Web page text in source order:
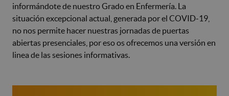
informándote de nuestro Grado en Enfermería. La
situación excepcional actual, generada por el COVID-19,
no nos permite hacer nuestras jornadas de puertas
abiertas presenciales, por eso os ofrecemos una versión en
linea de las sesiones informativas.